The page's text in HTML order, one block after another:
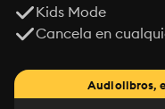
Kids Mode
Cancela en
Audiolibros,